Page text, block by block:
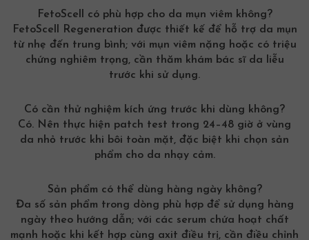
FetoScell có phù hợp cho da mụn viêm không?
FetoScell Regeneration được thiết kế để hỗ trợ da mụn
từ nhẹ đến trung bình; với mụn viêm nặng hoặc có triệu
chứng nghiêm trọng, cần thăm khám bác sĩ da liễu
trước khi sử dụng.
Có cần thử nghiệm kích ứng trước khi dùng không?
Có. Nên thực hiện patch test trong 24–48 giờ ở vùng
da nhỏ trước khi bôi toàn mặt, đặc biệt khi chọn sản
phẩm cho da nhạy cảm.
Sản phẩm có thể dùng hàng ngày không?
Đa số sản phẩm trong dòng phù hợp để sử dụng hàng
ngày theo hướng dẫn; với các serum chứa hoạt chất
mạnh hoặc khi kết hợp cùng axit điều trị, cần điều chỉnh